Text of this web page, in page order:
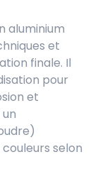
aluminium
et
finale. Il
pour
et
selon